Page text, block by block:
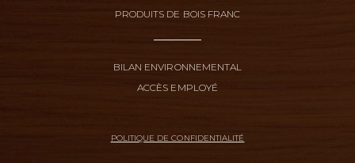
PRODUITS DE BOIS FRANC
BILAN ENVIRONNEMENTAL
ACCÈS EMPLOYÉ
POLITIQUE DE CONFIDENTIALITÉ